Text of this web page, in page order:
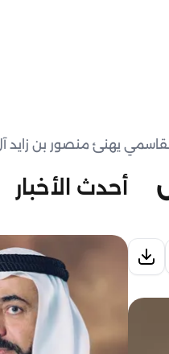
يهنئ منصور بن زايد آل
أحدث الأخبار